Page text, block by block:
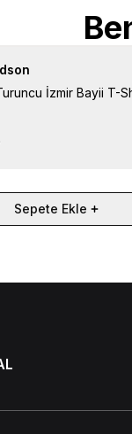
İzmir Bayii T-
Sepete Ekle